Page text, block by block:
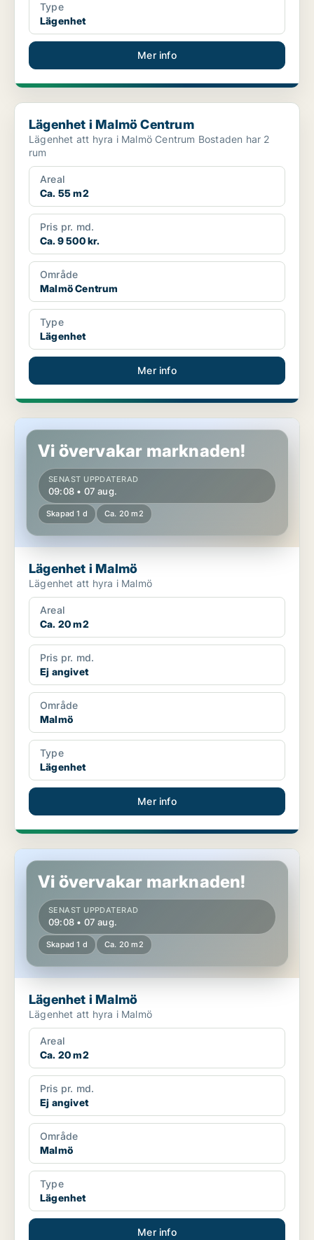
Type
Lägenhet
Mer info
Lägenhet i Malmö Centrum
Lägenhet i Malmö Centrum
Lägenhet att hyra i Malmö Centrum Bostaden har 2
rum
Areal
Ca. 55 m2
Pris pr. md.
Ca. 9 500 kr.
Område
Malmö Centrum
Type
Lägenhet
Mer info
Lägenhet i Malmö
Vi övervakar marknaden!
SENAST UPPDATERAD
09:08 • 07 aug.
Skapad 1 d Ca. 20 m2
Lägenhet i Malmö
Lägenhet att hyra i Malmö
Areal
Ca. 20 m2
Pris pr. md.
Ej angivet
Område
Malmö
Type
Lägenhet
Mer info
Lägenhet i Malmö
Vi övervakar marknaden!
SENAST UPPDATERAD
09:08 • 07 aug.
Skapad 1 d Ca. 20 m2
Lägenhet i Malmö
Lägenhet att hyra i Malmö
Areal
Ca. 20 m2
Pris pr. md.
Ej angivet
Område
Malmö
Type
Lägenhet
Mer info